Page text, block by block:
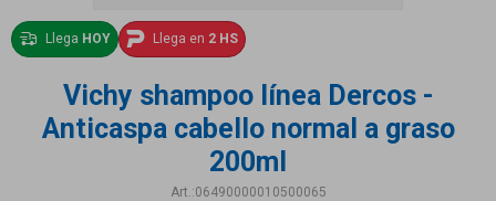
Llega HOY Llega en 2 HS
Vichy shampoo línea Dercos -
Anticaspa cabello normal a graso
200ml
06490000010500065